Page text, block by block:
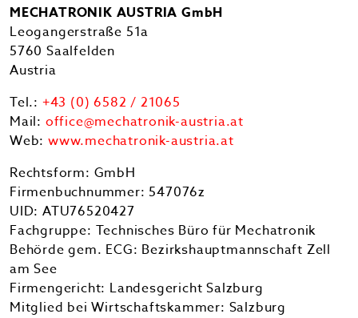
MECHATRONIK AUSTRIA GmbH
Leogangerstraße 51a
5760 Saalfelden
Austria
Tel.: +43 (0) 6582 / 21065
Mail: office@mechatronik-austria.at
Web: www.mechatronik-austria.at
Rechtsform: GmbH
Firmenbuchnummer: 547076z
UID: ATU76520427
Fachgruppe: Technisches Büro für Mechatronik
Behörde gem. ECG: Bezirkshauptmannschaft Zell
am See
Firmengericht: Landesgericht Salzburg
Mitglied bei Wirtschaftskammer: Salzburg